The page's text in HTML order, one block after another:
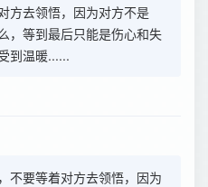
方去领悟，因为对方不是
，等到最后只能是伤心和失
到温暖......
不要等着对方去领悟，因为